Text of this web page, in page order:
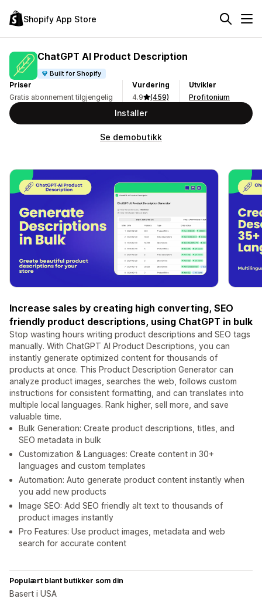
Shopify App Store
ChatGPT AI Product Description
Built for Shopify
Priser
Gratis abonnement tilgjengelig
Vurdering
4.9
(459)
Utvikler
Profitonium
Installer
Se demobutikk
Increase sales by creating high converting, SEO
friendly product descriptions, using ChatGPT in bulk
Stop wasting hours writing product descriptions and SEO tags
manually. With ChatGPT AI Product Descriptions, you can
instantly generate optimized content for thousands of
products at once. This Product Description Generator can
analyze product images, searches the web, follows custom
instructions for consistent formatting, and can translates into
multiple local languages. Rank higher, sell more, and save
valuable time.
Bulk Generation: Create product descriptions, titles, and
SEO metadata in bulk
Customization & Languages: Create content in 30+
languages and custom templates
Automation: Auto generate product content instantly when
you add new products
Image SEO: Add SEO friendly alt text to thousands of
product images instantly
Pro Features: Use product images, metadata and web
search for accurate content
Populært blant butikker som din
Basert i USA